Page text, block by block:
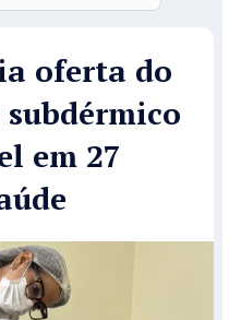
oferta do
em 27